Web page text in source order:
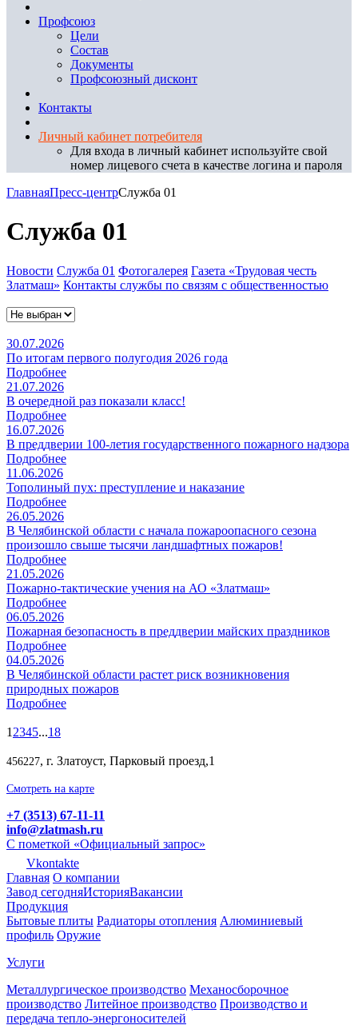
Профсоюз
Цели
Состав
Документы
Профсоюзный дисконт
Контакты
Личный кабинет потребителя
Для входа в личный кабинет используйте свой
номер лицевого счета в качестве логина и пароля
ГлавнаяПресс-центрСлужба 01
Служба 01
Новости Служба 01 Фотогалерея Газета «Трудовая честь
Златмаш» Контакты службы по связям с общественностью
30.07.2026
По итогам первого полугодия 2026 года
Подробнее
21.07.2026
В очередной раз показали класс!
Подробнее
16.07.2026
В преддверии 100-летия государственного пожарного надзора
Подробнее
11.06.2026
Тополиный пух: преступление и наказание
Подробнее
26.05.2026
В Челябинской области с начала пожароопасного сезона
произошло свыше тысячи ландшафтных пожаров!
Подробнее
21.05.2026
Пожарно-тактические учения на АО «Златмаш»
Подробнее
06.05.2026
Пожарная безопасность в преддверии майских праздников
Подробнее
04.05.2026
В Челябинской области растет риск возникновения
природных пожаров
Подробнее
1 2345...18
456227, г. Златоуст, Парковый проезд,1
Смотреть на карте
+7 (3513) 67-11-11
info@zlatmash.ru
С пометкой «Официальный запрос»
Vkontakte
Главная О компании
Завод сегодняИсторияВакансии
Продукция
Бытовые плиты Радиаторы отопления Алюминиевый
профиль Оружие
Услуги
Металлургическое производство Механосборочное
производство Литейное производство Производство и
передача тепло-энергоносителей